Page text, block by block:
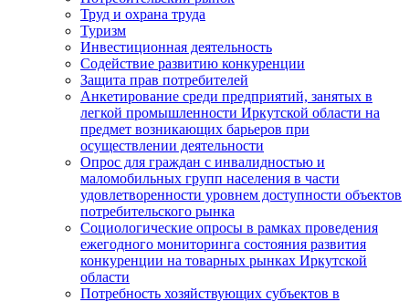
Труд и охрана труда
Туризм
Инвестиционная деятельность
Содействие развитию конкуренции
Защита прав потребителей
Анкетирование среди предприятий, занятых в
легкой промышленности Иркутской области на
предмет возникающих барьеров при
осуществлении деятельности
Опрос для граждан с инвалидностью и
маломобильных групп населения в части
удовлетворенности уровнем доступности объектов
потребительского рынка
Социологические опросы в рамках проведения
ежегодного мониторинга состояния развития
конкуренции на товарных рынках Иркутской
области
Потребность хозяйствующих субъектов в